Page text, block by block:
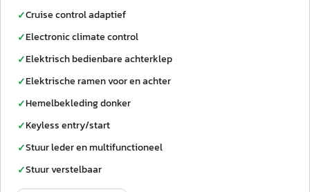
✓Cruise control adaptief
✓Electronic climate control
✓Elektrisch bedienbare achterklep
✓Elektrische ramen voor en achter
✓Hemelbekleding donker
✓Keyless entry/start
✓Stuur leder en multifunctioneel
✓Stuur verstelbaar